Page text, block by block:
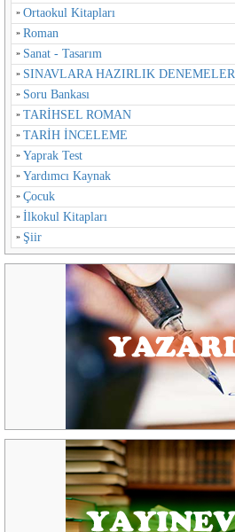
Ortaokul Kitapları
Roman
Sanat - Tasarım
SINAVLARA HAZIRLIK DENEMELER
Soru Bankası
TARİHSEL ROMAN
TARİH İNCELEME
Yaprak Test
Yardımcı Kaynak
Çocuk
İlkokul Kitapları
Şiir